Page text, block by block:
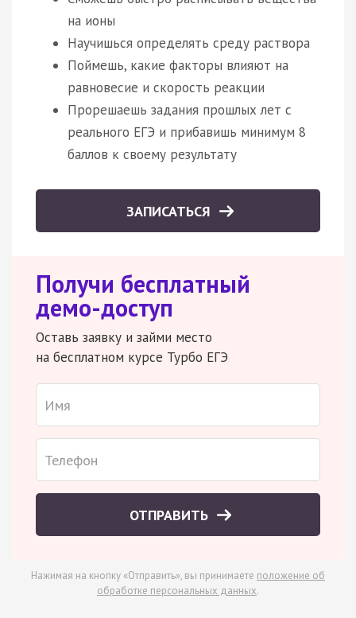
на ионы
Научишься определять среду раствора
Поймешь, какие факторы влияют на
равновесие и скорость реакции
Прорешаешь задания прошлых лет с
реального ЕГЭ и прибавишь минимум 8
баллов к своему результату
ЗАПИСАТЬСЯ
Получи бесплатный
демо-доступ
Оставь заявку и займи место
на бесплатном курсе Турбо ЕГЭ
ОТПРАВИТЬ
Нажимая на кнопку «Отправить», вы принимаете положение об
обработке персональных данных.